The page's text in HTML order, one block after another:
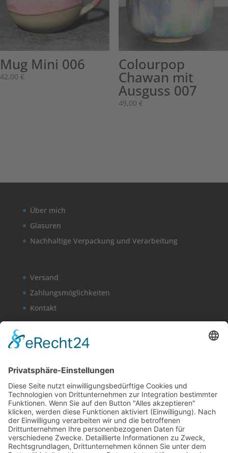
Mug Mini 006
42,00 €
Colourpop
Chawan mit
Ausguss 007
49,00 €
Über mich
Glasuren
Nachhaltige Verpackung und Verarbeitung
Versand
Zahlungsmöglichkeiten
Kontakt
Mein Konto
Warenkorb
Newsletter
AGB
Widerrufsbelehrung